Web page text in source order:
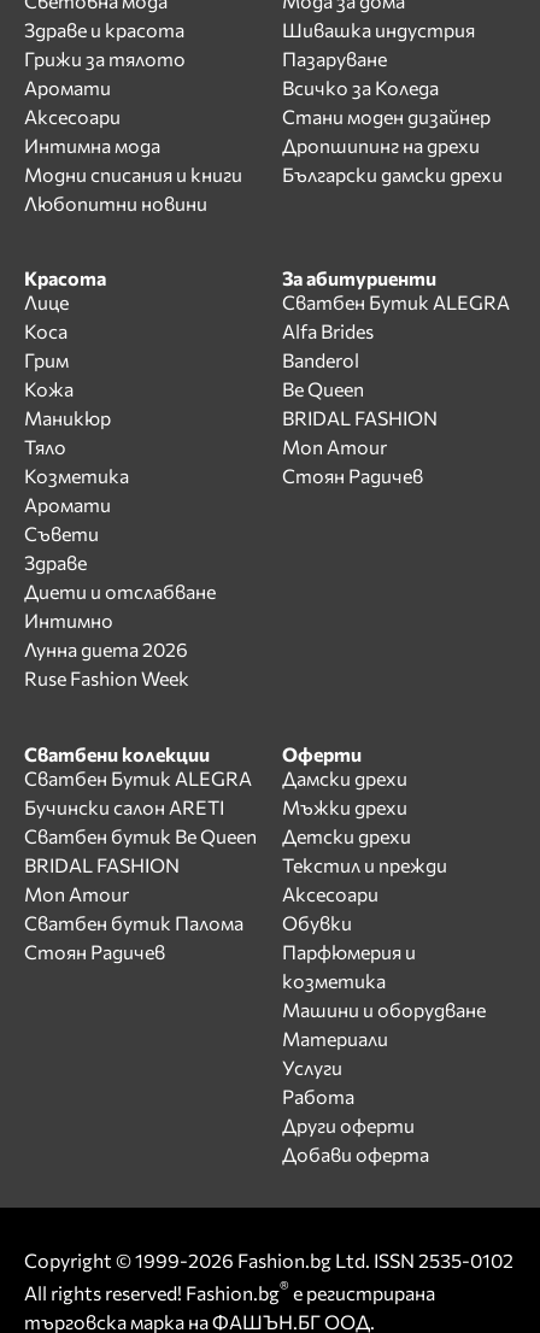
Здраве и красота
Грижи за тялото
Аромати
Аксесоари
Интимна мода
Модни списания и книги
Любопитни новини
Шивашка индустрия
Пазаруване
Всичко за Коледа
Стани моден дизайнер
Дропшипинг на дрехи
Български дамски дрехи
Красота
Лице
Коса
Грим
Кожа
Маникюр
Тяло
Козметика
Аромати
Съвети
Здраве
Диети и отслабване
Интимно
Лунна диета 2026
Ruse Fashion Week
За абитуриенти
Сватбен Бутик ALEGRA
Alfa Brides
Banderol
Be Queen
BRIDAL FASHION
Mon Amour
Стоян Радичев
Сватбени колекции
Сватбен Бутик ALEGRA
Бучински салон ARETI
Сватбен бутик Be Queen
BRIDAL FASHION
Mon Amour
Сватбен бутик Палома
Стоян Радичев
Оферти
Дамски дрехи
Мъжки дрехи
Детски дрехи
Текстил и прежди
Аксесоари
Обувки
Парфюмерия и
козметика
Машини и оборудване
Материали
Услуги
Работа
Други оферти
Добави оферта
Copyright © 1999-2026 Fashion.bg Ltd. ISSN 2535-0102
All rights reserved! Fashion.bg® е регистрирана
търговска марка на ФАШЪН.БГ ООД.